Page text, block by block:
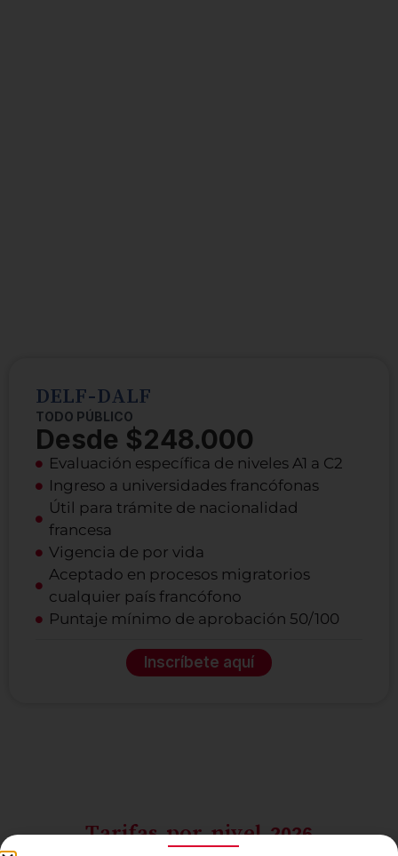
DELF-DALF
TODO PÚBLICO
Desde $248.000
Evaluación específica de niveles A1 a C2
Ingreso a universidades francófonas
Útil para trámite de nacionalidad
francesa
Vigencia de por vida
Aceptado en procesos migratorios
cualquier país francófono
Puntaje mínimo de aprobación 50/100
Inscríbete aquí
Tarifas por nivel 2026